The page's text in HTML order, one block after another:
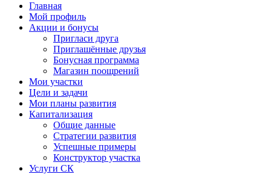
Главная
Мой профиль
Акции и бонусы
Пригласи друга
Приглашённые друзья
Бонусная программа
Магазин поощрений
Мои участки
Цели и задачи
Мои планы развития
Капитализация
Общие данные
Стратегии развития
Успешные примеры
Конструктор участка
Услуги СК